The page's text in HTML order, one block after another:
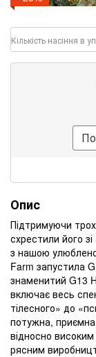
Кількість насіння в
Опис
Підтримуючи
схрестили його
з нашою
Farm запустила
знаменитий G13
включає весь
тілесного» до
потужна,
відносно
рясним